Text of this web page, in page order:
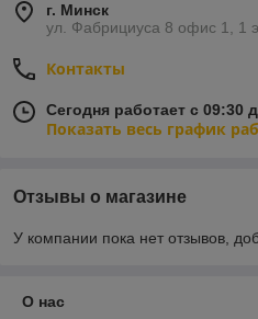
г. Минск
ул. Фабрициуса 8 офис 1, 1
Контакты
Сегодня работает с 09:30
Показать весь график
Отзывы о магазине
У компании пока нет отзывов,
О нас